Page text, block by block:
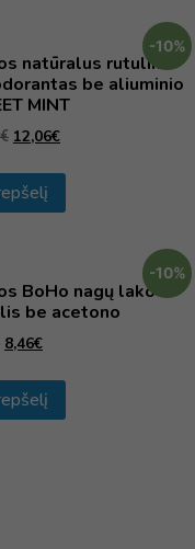
-10%
natūralus rutulinis
be aliuminio
MINT
€ 12,06€
-10%
BoHo nagų lako
be acetono
8,46€